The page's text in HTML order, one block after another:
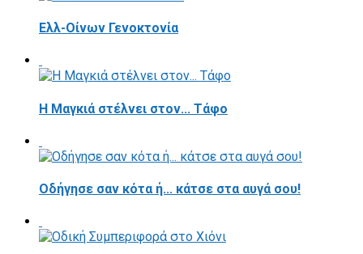
Ελλ-Οίνων Γενοκτονία
H Μαγκιά στέλνει στον... Τάφο
Οδήγησε σαν κότα ή... κάτσε στα αυγά σου!